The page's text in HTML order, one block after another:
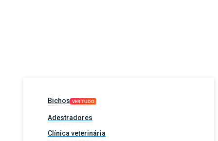
Bichos VER TUDO
Adestradores
Clínica veterinária